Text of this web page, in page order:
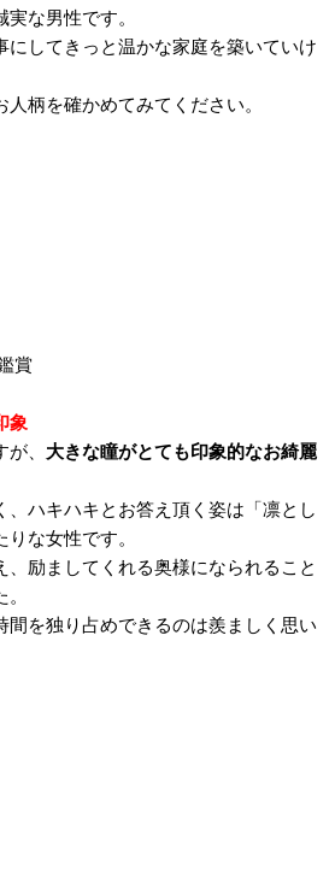
な男性です。
にしてきっと温かな家庭を築いていけ
柄を確かめてみてください。
賞
象
、 大きな瞳がとても印象的なお綺麗
、ハキハキとお答え頂く姿は「凛とし
な女性です。
、励ましてくれる奥様になられること
間を独り占めできるのは羨ましく思い